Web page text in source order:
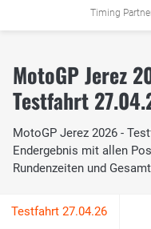
Timing
MotoGP Jerez
Testfahrt
MotoGP Jerez 2026 -
Endergebnis mit allen
Rundenzeiten und